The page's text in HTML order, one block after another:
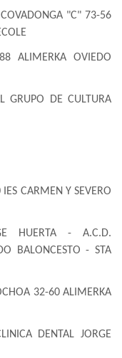
"C" 73-56
ALIMERKA OVIEDO
GRUPO DE CULTURA
CARMEN Y SEVERO
HUERTA - A.C.D.
BALONCESTO - STA
32-60 ALIMERKA
DENTAL JORGE